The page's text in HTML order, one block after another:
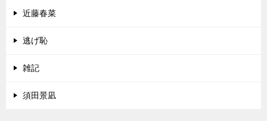
近藤春菜
逃げ恥
雑記
須田景凪